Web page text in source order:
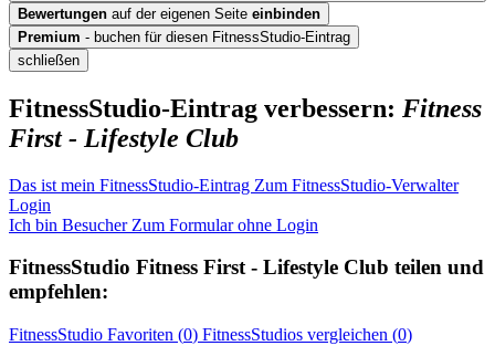
Bewertungen auf der eigenen Seite einbinden
Premium - buchen für diesen FitnessStudio-Eintrag
schließen
FitnessStudio-Eintrag verbessern: Fitness
First - Lifestyle Club
Das ist mein FitnessStudio-Eintrag Zum FitnessStudio-Verwalter
Login
Ich bin Besucher Zum Formular ohne Login
FitnessStudio Fitness First - Lifestyle Club teilen und
empfehlen:
FitnessStudio Favoriten (0) FitnessStudios vergleichen (0)